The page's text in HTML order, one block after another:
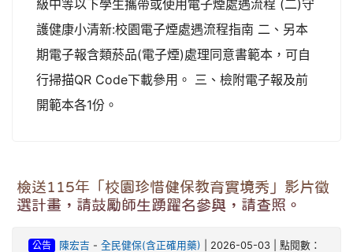
級中等以下學生攜帶或使用電子煙處遇流程 (二)守
護健康小清新:校園電子煙處遇流程指南 二、另本
期電子報含類菸品(電子煙)處理同意書範本，可自
行掃描QR Code下載參用。 三、檢附電子報及前
開範本各1份。
檢送115年「校園珍惜健保教育實境秀」影片徵
選計畫，請鼓勵師生踴躍名參與，請查照。
公告 陳宏吉 - 全民健保(含正確用藥) | 2026-05-03 | 點閱數：